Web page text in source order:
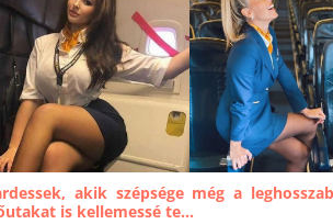
akik szépsége még a
is kellemessé te...